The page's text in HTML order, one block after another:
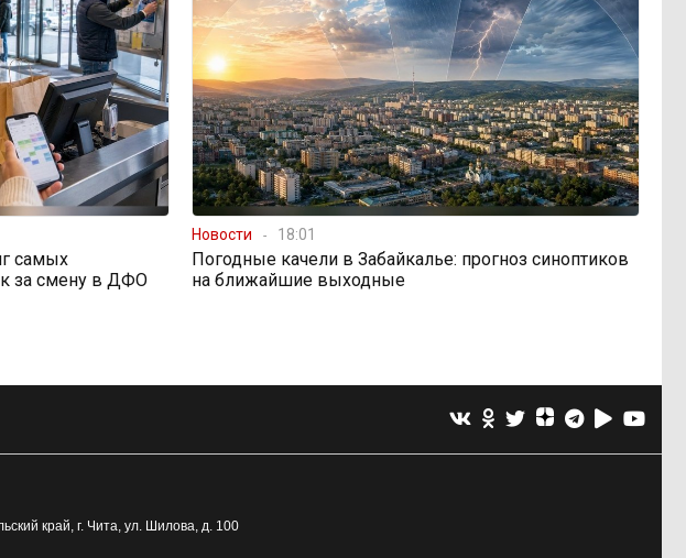
самых
за смену в ДФО
Новости 18:01
Погодные качели в Забайкалье: прогноз синоптиков
на ближайшие выходные
край, г. Чита, ул. Шилова, д. 100